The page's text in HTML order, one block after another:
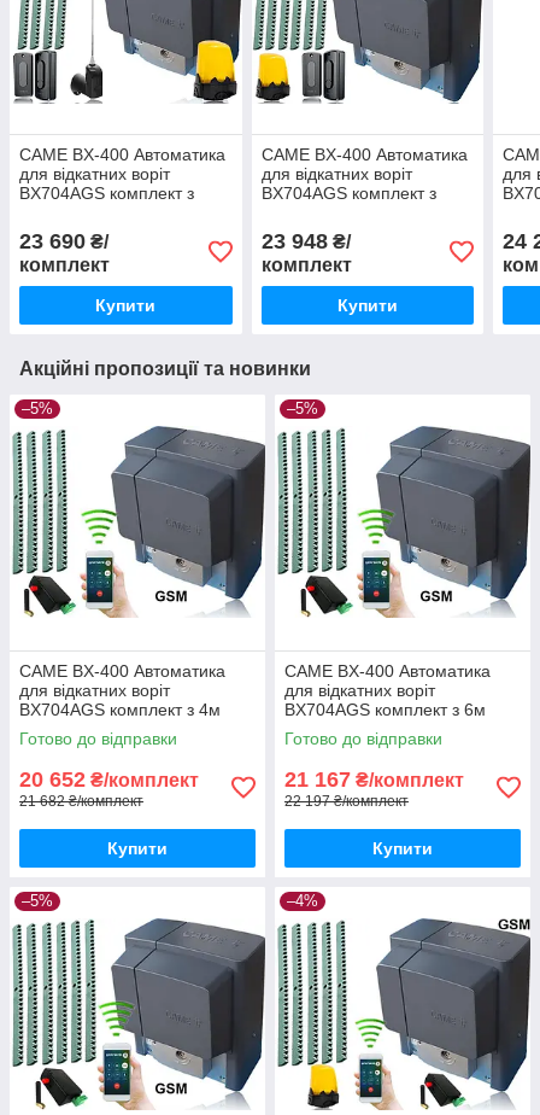
CAME BX-400 Автоматика
для відкатних воріт
BX704AGS комплект з
фотоелементами,
антеною та 4м рейки
23 690 ₴/
комплект
Купити
CAME BX-400 Автоматика
для відкатних воріт
BX704AGS комплект з
фотоелементами та 6м
рейки
23 948₴/
комплект
Купити
для
24
Акційні пропозиції та новинки
–5%
CAME BX-400 Автоматика
для відкатних воріт
BX704AGS комплект з 4м
рейки і gsm-модулем
Готово до відправки
20 652 ₴/комплект
21 682 ₴/комплект
Купити
–5%
CAME BX-400 Автоматика
для відкатних воріт
BX704AGS комплект з 6м
рейки і gsm-модулем
Готово до відправки
21 167 ₴/комплект
22 197 ₴/комплект
Купити
–5% –4%